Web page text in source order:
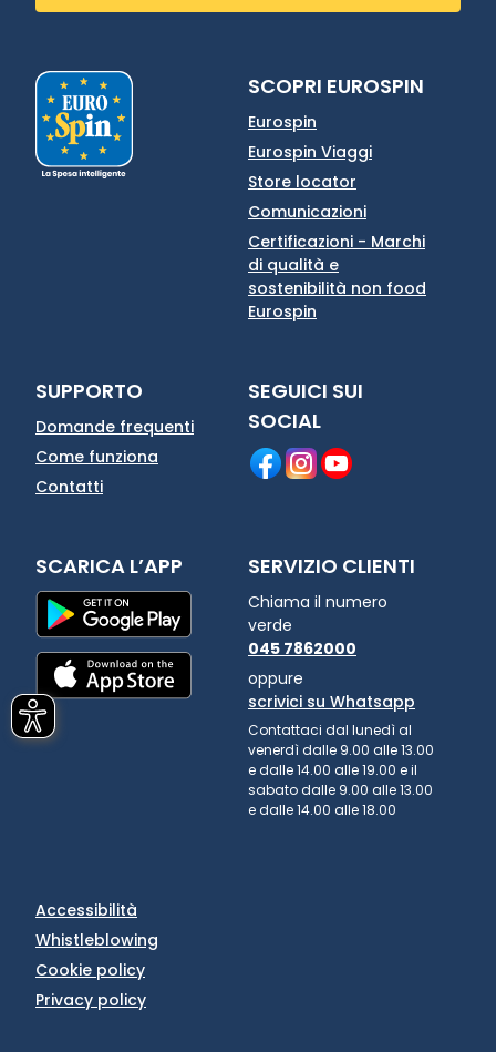
SCOPRI EUROSPIN
Eurospin
Eurospin Viaggi
Store locator
Comunicazioni
Certificazioni - Marchi
di qualità e
sostenibilità non food
Eurospin
SUPPORTO
Domande frequenti
Come funziona
Contatti
SEGUICI SUI
SOCIAL
SCARICA L’APP SERVIZIO CLIENTI
Chiama il numero
verde
045 7862000
oppure
scrivici su Whatsapp
Contattaci dal lunedì al
venerdì dalle 9.00 alle 13.00
e dalle 14.00 alle 19.00 e il
sabato dalle 9.00 alle 13.00
e dalle 14.00 alle 18.00
Accessibilità
Whistleblowing
Cookie policy
Privacy policy